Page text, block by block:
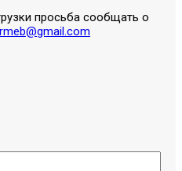
просьба сообщать о